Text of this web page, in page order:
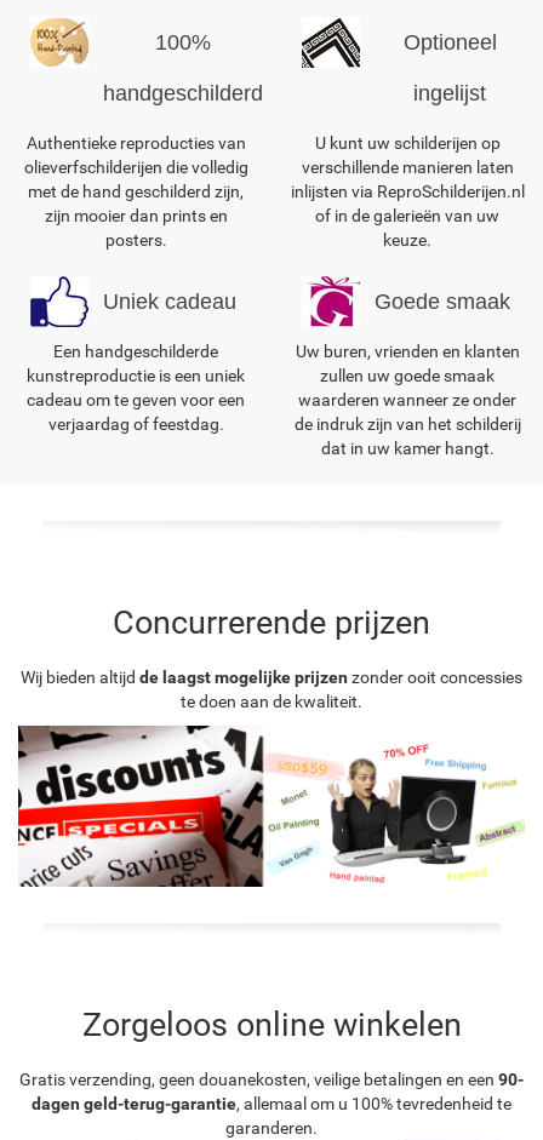
100%
handgeschilderd
Authentieke reproducties van
olieverfschilderijen die volledig
met de hand geschilderd zijn,
zijn mooier dan prints en
posters.
Optioneel
ingelijst
U kunt uw schilderijen op
verschillende manieren laten
inlijsten via ReproSchilderijen.nl
of in de galerieën van uw
keuze.
Uniek cadeau
Een handgeschilderde
kunstreproductie is een uniek
cadeau om te geven voor een
verjaardag of feestdag.
Goede smaak
Uw buren, vrienden en klanten
zullen uw goede smaak
waarderen wanneer ze onder
de indruk zijn van het schilderij
dat in uw kamer hangt.
Concurrerende prijzen
Wij bieden altijd de laagst mogelijke prijzen zonder ooit concessies
te doen aan de kwaliteit.
Zorgeloos online winkelen
Gratis verzending, geen douanekosten, veilige betalingen en een 90-
dagen geld-terug-garantie, allemaal om u 100% tevredenheid te
garanderen.